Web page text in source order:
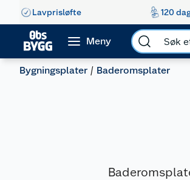
Lavprisløfte 120
Meny
Bygningsplater Baderomsplater